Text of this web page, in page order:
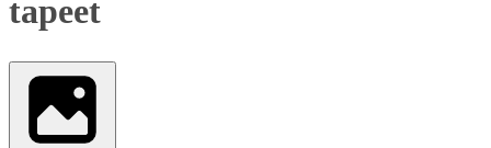
tapeet